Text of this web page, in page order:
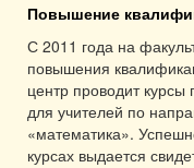
Повышение
С 2011 года на
повышения
центр проводит
для учителей по
«математика».
курсах выдается